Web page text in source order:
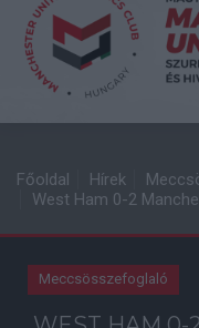
Főoldal Hírek
West Ham 0-2
Meccsösszefoglaló